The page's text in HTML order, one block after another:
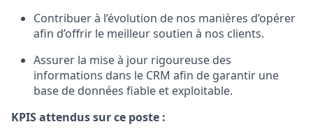
Contribuer à l’évolution de nos manières d’opérer
afin d’offrir le meilleur soutien à nos clients.
Assurer la mise à jour rigoureuse des
informations dans le CRM afin de garantir une
base de données fiable et exploitable.
KPIS attendus sur ce poste :